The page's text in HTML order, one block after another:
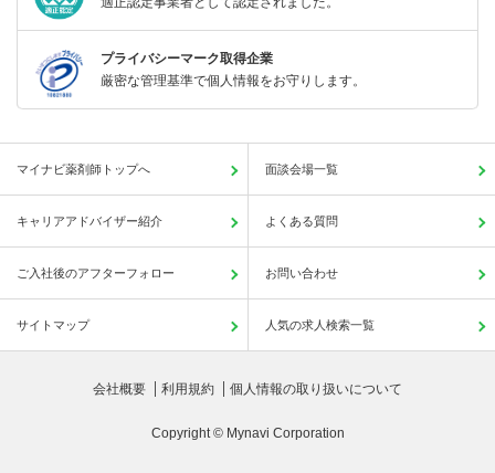
プライバシーマーク取得企業
厳密な管理基準で個人情報をお守りします。
マイナビ薬剤師トップへ 面談会場一覧
キャリアアドバイザー紹介 よくある質問
ご入社後のアフターフォロー お問い合わせ
サイトマップ 人気の求人検索一覧
会社概要 利用規約 個人情報の取り扱いについて
Copyright © Mynavi Corporation